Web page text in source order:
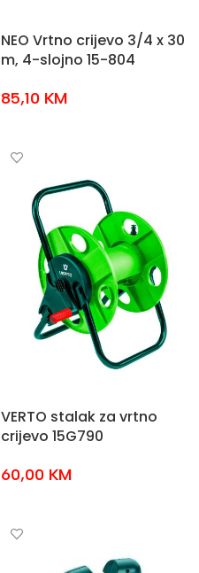
NEO Vrtno crijevo 3/4 x 30
m, 4-slojno 15-804
85,10 KM
VERTO stalak za vrtno
crijevo 15G790
60,00 KM